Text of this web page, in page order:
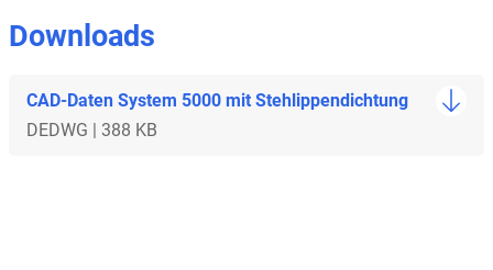
Downloads
CAD-Daten System 5000 mit Stehlippendichtung
DEDWG | 388 KB